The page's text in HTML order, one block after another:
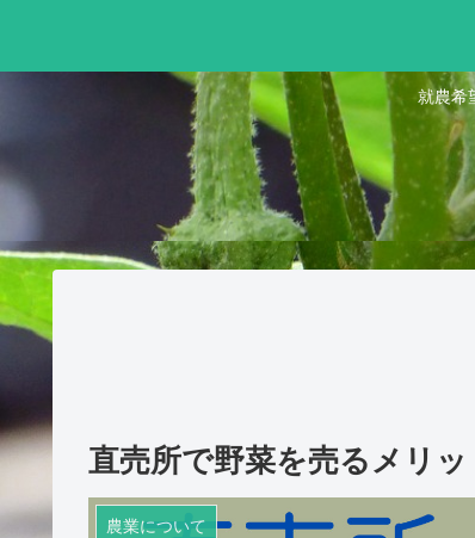
就農希
直売所で野菜を売るメリ
農業について